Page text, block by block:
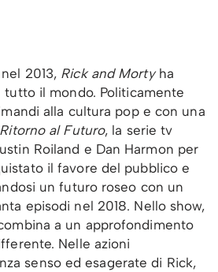
2013, Rick and Mortyha
il mondo. Politicamente
alla cultura pop e con una
Ritorno al Futuro, la serie tv
Roiland e Dan Harmon per
il favore del pubblico e
un futuro roseo con un
episodi nel 2018. Nello show,
a un approfondimento
Nelle azioni
senso ed esagerate di Rick,